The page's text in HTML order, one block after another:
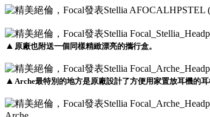
▲ 原廠也附送一個同樣精緻漂亮的攜行盒。
▲ Arche最特別的地方是原廠設計了方便用家置放耳機的耳